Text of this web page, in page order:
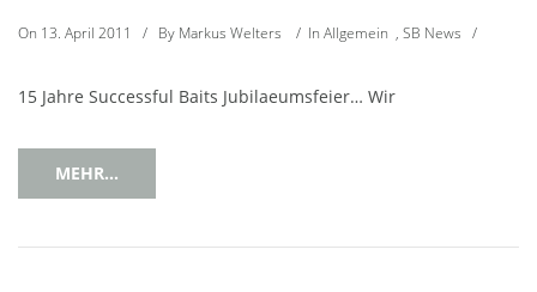
On 13. April 2011 / By Markus Welters / In Allgemein , SB News /
15 Jahre Successful Baits Jubilaeumsfeier… Wir
MEHR...